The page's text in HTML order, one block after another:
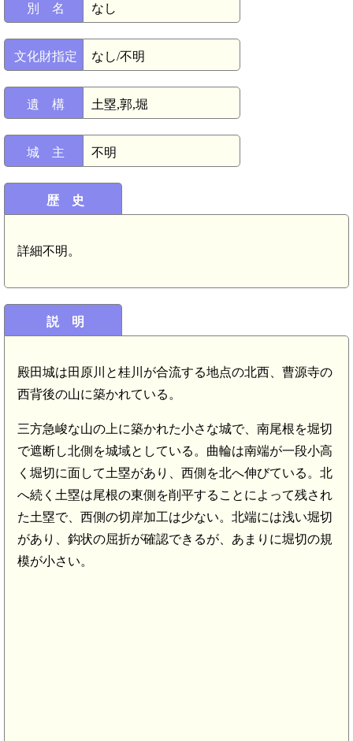
別 名 なし
文化財指定 なし/不明
遺 構 土塁,郭,堀
城 主 不明
歴 史
詳細不明。
説 明
殿田城は田原川と桂川が合流する地点の北西、曹源寺の
西背後の山に築かれている。
三方急峻な山の上に築かれた小さな城で、南尾根を堀切
で遮断し北側を城域としている。曲輪は南端が一段小高
く堀切に面して土塁があり、西側を北へ伸びている。北
へ続く土塁は尾根の東側を削平することによって残され
た土塁で、西側の切岸加工は少ない。北端には浅い堀切
があり、鈎状の屈折が確認できるが、あまりに堀切の規
模が小さい。